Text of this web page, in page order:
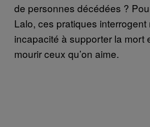
de personnes décédées ?
Lalo, ces pratiques interrogent
incapacité à supporter la mort
mourir ceux qu’on aime.